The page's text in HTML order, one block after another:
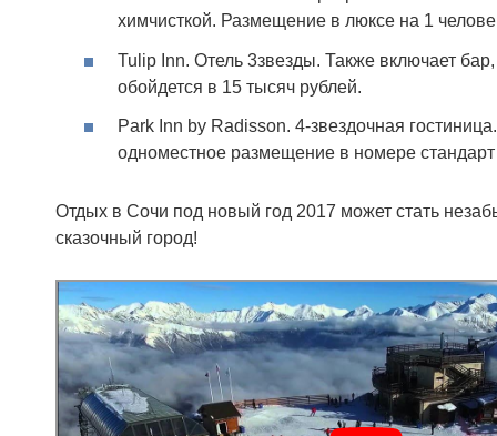
химчисткой. Размещение в люксе на 1
Tulip Inn. Отель 3звезды. Также включает
обойдется в 15 тысяч рублей.
Park Inn by Radisson. 4-звездочная
одноместное размещение в номере стандарт
Отдых в Сочи под новый год 2017 может стать
сказочный город!